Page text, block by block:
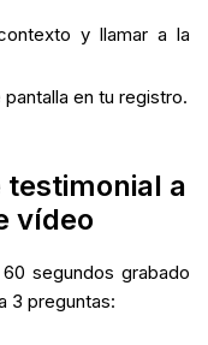
y llamar a la
en tu registro.
a
vídeo
segundos grabado
3 preguntas: